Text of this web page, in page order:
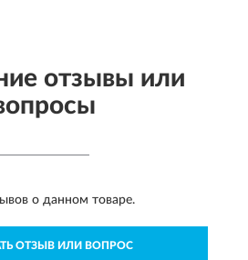
отзывы или
о данном товаре.
ОТЗЫВ ИЛИ ВОПРОС